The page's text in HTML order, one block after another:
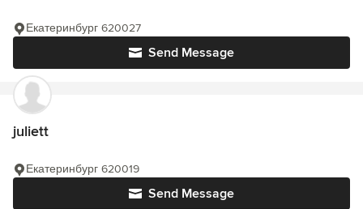
Send Message
Екатеринбург 620027
juliett
Send Message
Екатеринбург 620019